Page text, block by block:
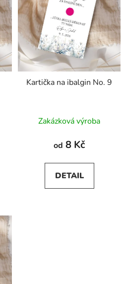
Kartička na ibalgin No. 9
Zakázková výroba
od 8 Kč
DETAIL